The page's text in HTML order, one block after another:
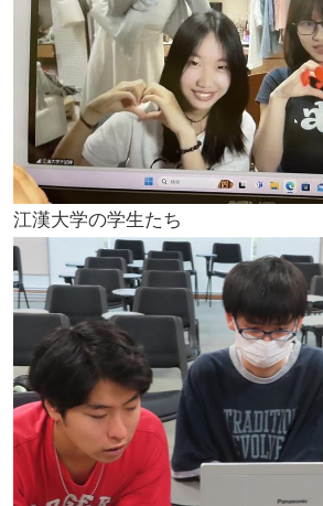
江漢大学の学生たち